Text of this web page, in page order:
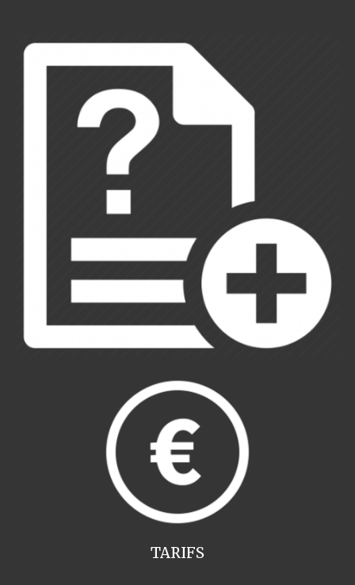
TARIFS